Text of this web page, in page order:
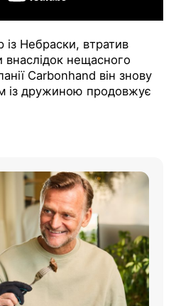
Небраски, втратив
внаслідок нещасного
Carbonhand він знову
із дружиною продовжує